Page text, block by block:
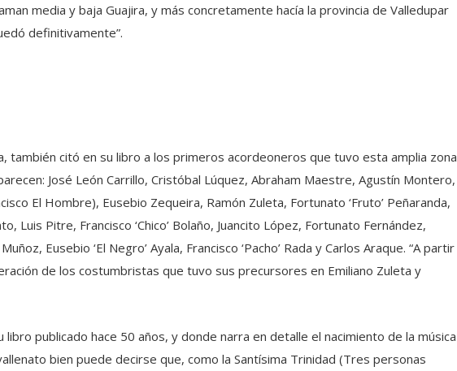
media y baja Guajira, y más concretamente hacía la provincia de Valledupar
definitivamente”.
también citó en su libro a los primeros acordeoneros que tuvo esta amplia zona
José León Carrillo, Cristóbal Lúquez, Abraham Maestre, Agustín Montero,
El Hombre), Eusebio Zequeira, Ramón Zuleta, Fortunato ‘Fruto’ Peñaranda,
Luis Pitre, Francisco ‘Chico’ Bolaño, Juancito López, Fortunato Fernández,
Eusebio ‘El Negro’ Ayala, Francisco ‘Pacho’ Rada y Carlos Araque. “A partir
de los costumbristas que tuvo sus precursores en Emiliano Zuleta y
libro publicado hace 50 años, y donde narra en detalle el nacimiento de la música
bien puede decirse que, como la Santísima Trinidad (Tres personas